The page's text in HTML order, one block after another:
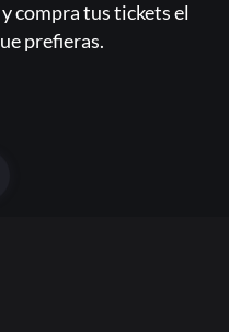
compra tus tickets el
prefieras.